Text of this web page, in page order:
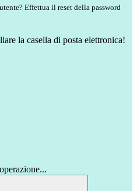
Effettua il reset della password
la casella di posta elettronica!